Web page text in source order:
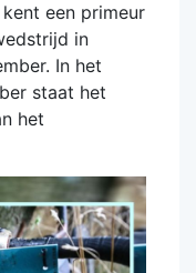
een primeur
in
In het
staat het
het